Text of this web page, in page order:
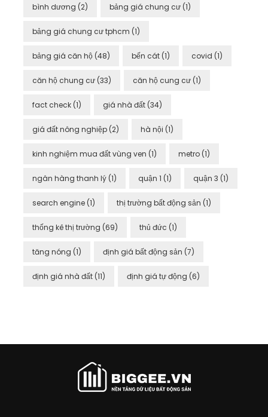
bình dương (2) bảng giá chung cư (1)
bảng giá chung cư tphcm (1)
bảng giá căn hộ (48) bến cát (1) covid (1)
căn hộ chung cư (33) căn hộ cung cư (1)
fact check (1) giá nhà đất (34)
giá đất nông nghiệp (2) hà nội (1)
kinh nghiệm mua đất vùng ven (1) metro (1)
ngân hàng thanh lý (1) quận 1 (1) quận 3 (1)
search engine (1) thị trường bất động sản (1)
thống kê thị trường (69) thủ đức (1)
tăng nóng (1) định giá bất động sản (7)
định giá nhà đất (11) định giá tự động (6)